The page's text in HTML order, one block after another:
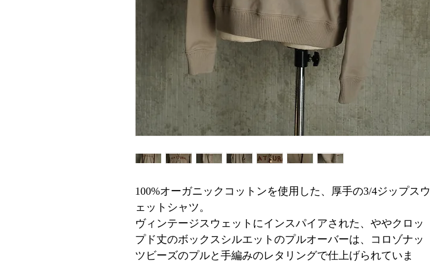
100%オーガニックコットンを使用した、厚手の3/4ジップスウ
ェットシャツ。
ヴィンテージスウェットにインスパイアされた、ややクロッ
プド丈のボックスシルエットのプルオーバーは、コロゾナッ
ツビーズのプルと手編みのレタリングで仕上げられていま